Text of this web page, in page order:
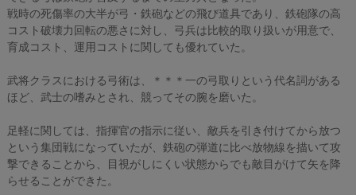
戦時の死傷率の大半が弓・鉄砲などの飛び道具であり、鉄砲隊の高
コスト破壊力回転の悪さに対し、弓兵は比較的取り扱いが用意で、
育成コスト、運用コストに関しても優れていた。
武将クラスにおける弓術は、＊＊＊一の弓取りという代名詞がある
ほど、武士の嗜みとされ、競ってその腕を磨いた。
足軽に関しては、指揮官の指示に従い、敵兵を引き付けてから放つ
という集団戦になっていたが、鉄砲の弾道に比べ放物線を描いて攻
撃できることから、目視がしにくい状態からでも敵目がけて矢を降
らせることができた。